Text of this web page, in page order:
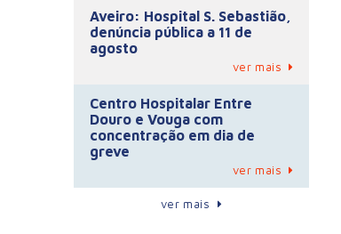
Aveiro: Hospital S. Sebastião,
denúncia pública a 11 de
agosto
ver mais
Centro Hospitalar Entre
Douro e Vouga com
concentração em dia de
greve
ver mais
ver mais